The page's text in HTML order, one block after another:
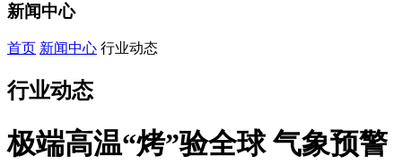
新闻中心
首页 新闻中心 行业动态
行业动态
极端高温“烤”验全球 气象预警